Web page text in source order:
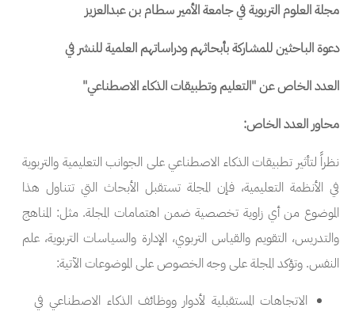
مجلة العلوم التربوية في جامعة الأمير سطام بن عبدالعزيز
دعوة الباحثين للمشاركة بأبحاثهم ودراساتهم العلمية للنشر في
العدد الخاص عن"التعليم وتطبيقات الذكاء الاصطناعي"
محاور العدد الخاص:
نظراً لتأثير تطبيقات الذكاء الاصطناعي على الجوانب التعليمية والتربوية
في الأنظمة التعليمية، فإن المجلة تستقبل الأبحاث التي تتناول هذا
الموضوع من أي زاوية تخصصية ضمن اهتمامات المجلة. مثل: المناهج
والتدريس، التقويم والقياس التربوي، الإدارة والسياسات التربوية، علم
النفس. وتؤكد المجلة على وجه الخصوص على الموضوعات الآتية:
الاتجاهات المستقبلية لأدوار ووظائف الذكاء الاصطناعي في